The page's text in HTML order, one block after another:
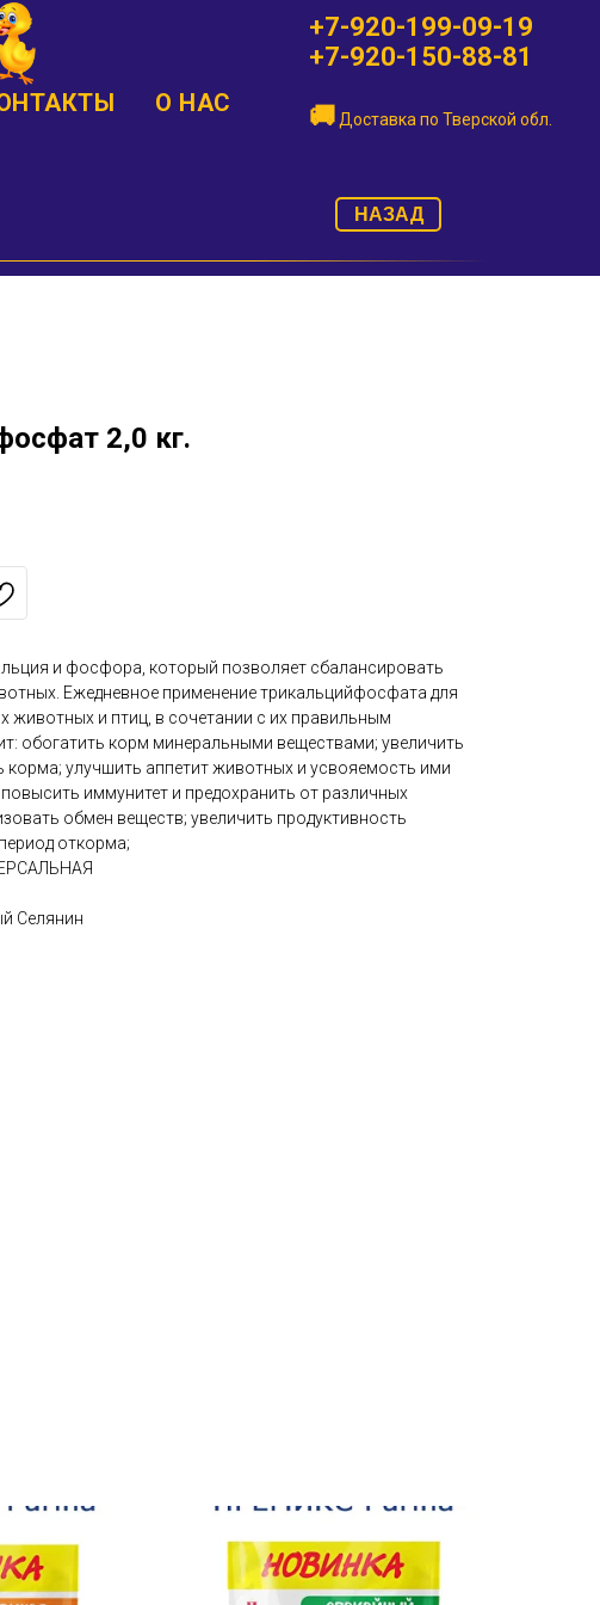
+7-920-199-09-19
+7-920-150-88-81
🚚 Доставка по Тверской обл.
О НАС
НАЗАД
2,0 кг.
и фосфора, который позволяет сбалансировать
Ежедневное применение трикальцийфосфата для
животных и птиц, в сочетании с их правильным
обогатить корм минеральными веществами; увеличить
корма; улучшить аппетит животных и усвояемость ими
иммунитет и предохранить от различных
обмен веществ; увеличить продуктивность
откорма;
Селянин